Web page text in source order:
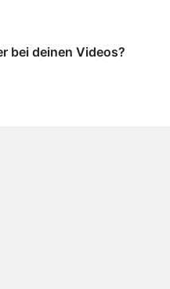
bei deinen Videos?